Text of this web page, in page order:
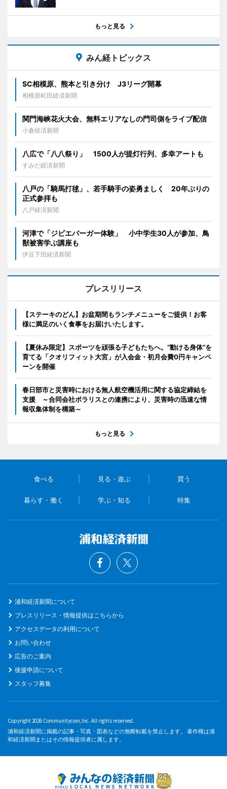
もっと見る
みん経トピックス
SC相模原、熊本と引き分け J3リーグ開幕
相模原町田経済新聞
関門海峡花火大会、無料エリアなしの門司側をライブ配信
小倉経済新聞
八広で「八八祭り」 1500人が提灯行列、多幸アートも
すみだ経済新聞
八戸の「騎馬打毬」、若手騎手の姿勇ましく 20年ぶりの
正式参拝も
八戸経済新聞
河津で「ジビエバーガー体験」 小中学生30人が参加、鳥
獣被害学ぶ講座も
伊豆下田経済新聞
プレスリリース
【ステーキのどん】お盆期間もランチメニューをご提供！お客
様に満足のいく食事をお届けいたします。
【夏休み限定】スポーツを頑張る子どもたちへ。“動ける身体”を
育てる「クオリフィット大宮」が入会金・初月会費0円キャンペ
ーンを開催
春日部市と災害時における無人航空機活用に関する協定締結を
支援 ～合同会社ポラリスとの連携により、災害時の迅速な情
報収集体制を構築～
もっと見る
食べる 見る・遊ぶ 買う
暮らす・働く 学ぶ・知る 特集
浦和経済新聞について
プレスリリース・情報提供はこちらから
アクセスデータの利用について
お問い合わせ
広告のご案内
後援申請について
スタッフ募集
Copyright 2026 Communitycom,Inc. All rights reserved.
浦和経済新聞に掲載の記事・写真・図表などの無断転載を禁止します。 著作権は浦
和経済新聞またはその情報提供者に属します。